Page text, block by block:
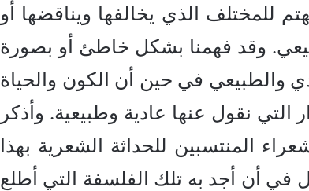
للمختلف الذي يخالفها ويناقضها أو
وقد فهمنا بشكل خاطئ أو بصورة
والطبيعي في حين أن الكون والحياة
التي نقول عنها عادية وطبيعية. وأذكر
المنتسبين للحداثة الشعرية بهذا
في أن أجد به تلك الفلسفة التي أطلع